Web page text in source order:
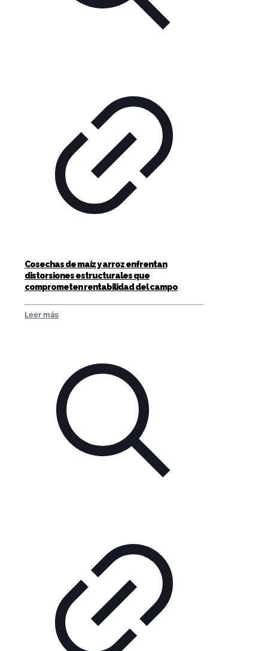
Cosechas de maíz y arroz enfrentan
distorsiones estructurales que
comprometen rentabilidad del campo
Leer más